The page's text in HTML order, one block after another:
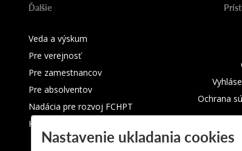
Ďalšie
Veda a výskum
Pre verejnosť
Pre zamestnancov
Pre absolventov
Nadácia pre rozvoj FCHPT
Kontakty
Ochrana
Nastavenie ukladania cookies